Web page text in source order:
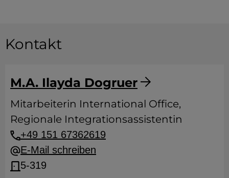
Kontakt
M.A. Ilayda Dogruer
Mitarbeiterin International Office,
Regionale Integrationsassistentin
+49 151 67362619
E-Mail schreiben
5-319